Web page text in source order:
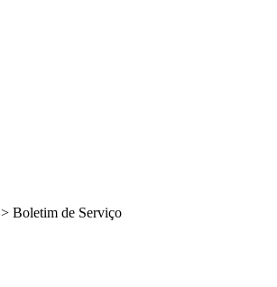
> Boletim de Serviço